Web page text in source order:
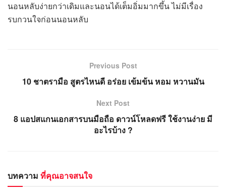
นอนหลับง่ายกว่าเดิมและนอนได้เต็มอิ่มมากขึ้น ไม่มีเรื่อง
รบกวนใจก่อนนอนหลับ
Previous Post
10 ชาตรามือ สูตรไหนดี อร่อย เข้มข้น หอม หวานมัน
Next Post
8 แอปสแกนเอกสารบนมือถือ ดาวน์โหลดฟรี ใช้งานง่าย มี
อะไรบ้าง ?
บทความ ที่คุณอาจสนใจ
แอปพลิเคชั่น